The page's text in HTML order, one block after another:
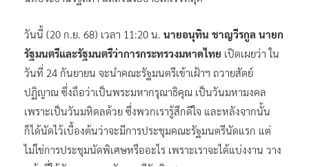
ปฏิญาณ 24 ก.ย.นี้ เตรียมแบ่งงานรองนายกฯ – ตั้งเลขาฯ ก่อน
นัดประธานรัฐสภา แถลงนโยบายให้เร็วที่สุด
วันนี้ (20 ก.ย. 68) เวลา 11:20 น.
นายอนุทิน ชาญวีรกูล นายก
รัฐมนตรีและรัฐมนตรีว่าการกระทรวงมหาดไทย
วันที่ 24 กันยายน จะนำคณะรัฐมนตรีเข้าเฝ้าฯ ถวายสัตย์
ปฏิญาณ ซึ่งถือว่าเป็นพระมหากรุณาธิคุณ เป็นวันมหามงคล
เพราะเป็นวันมหิดลด้วย ซึ่งพวกเรารู้สึกดีใจ และหลังจากนั้น
ก็ได้นัดไว้เบื้องต้นว่าจะมีการประชุมคณะรัฐมนตรีนัดแรก แต่